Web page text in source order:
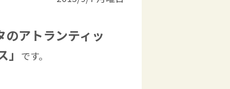
アトランティッ
です。